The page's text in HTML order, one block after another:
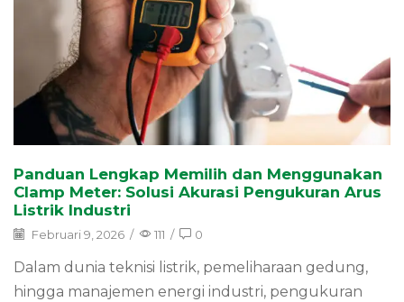
Panduan Lengkap Memilih dan Menggunakan
Clamp Meter: Solusi Akurasi Pengukuran Arus
Listrik Industri
Februari 9, 2026 / 111 / 0
Dalam dunia teknisi listrik, pemeliharaan gedung,
hingga manajemen energi industri, pengukuran